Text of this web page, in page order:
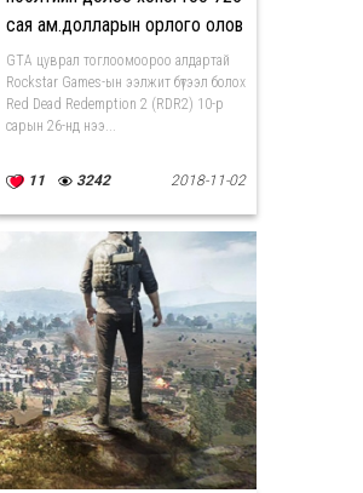
сая ам.долларын орлого олов
GTA цуврал тоглоомоороо алдартай
Rockstar Games-ын ээлжит бүтээл болох
Red Dead Redemption 2 (RDR2) 10-р
сарын 26-нд нээ...
11 3242 2018-11-02